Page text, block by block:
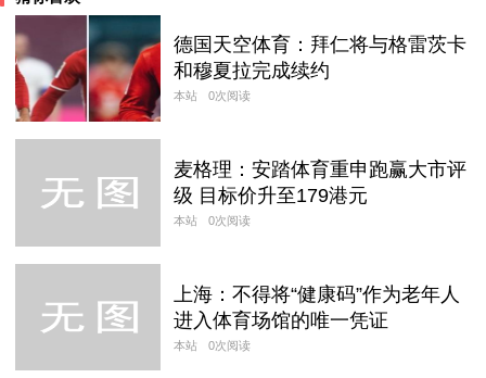
德国天空体育：拜仁将与格雷茨卡
和穆夏拉完成续约
本站 0次阅读
麦格理：安踏体育重申跑赢大市评
级 目标价升至179港元
本站 0次阅读
上海：不得将“健康码”作为老年人
进入体育场馆的唯一凭证
本站 0次阅读